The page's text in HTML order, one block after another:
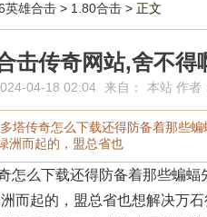
英雄合击 > 1.80合击 > 正文
击传奇网站,舍不
04-18 02:04 来自： 本站 作者
多塔传奇怎么下载还得防备着那些
洲而起的，盟总省也
怎么下载还得防备着那些蝙
而起的，盟总省也想解决万